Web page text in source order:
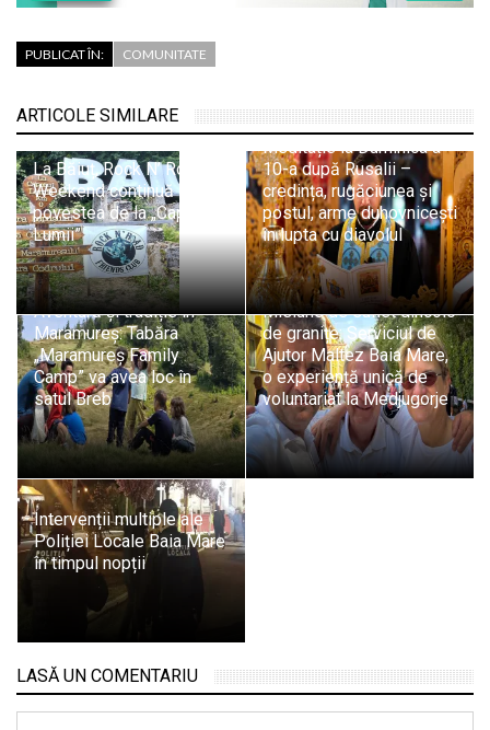
PUBLICAT ÎN: COMUNITATE
ARTICOLE SIMILARE
La Băiuț, Rock N’ Road
Weekend continuă
povestea de la „Capătul
Lumii”
Pr. Adrian Dobreanu:
Meditație la Duminica a
10-a după Rusalii –
credința, rugăciunea și
postul, arme duhovnicești
în lupta cu diavolul
Aventură și tradiție în
Maramureș: Tabăra
„Maramureș Family
Camp” va avea loc în
satul Breb
Misiune de suflet dincolo
de granițe: Serviciul de
Ajutor Maltez Baia Mare,
o experiență unică de
voluntariat la Medjugorje
Intervenții multiple ale
Poliției Locale Baia Mare
în timpul nopții
LASĂ UN COMENTARIU